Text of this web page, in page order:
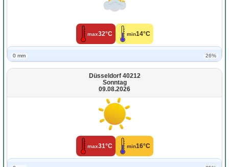
max32°C min14°C
0 mm 26%
Düsseldorf 40212
Sonntag
09.08.2026
max31°C min16°C